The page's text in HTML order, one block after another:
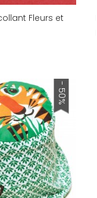
Fleurs et
- 50%